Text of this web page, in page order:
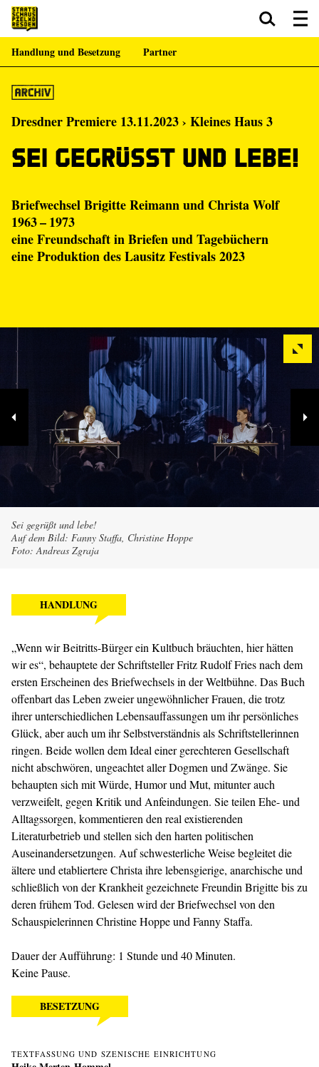
Zum Hauptinhalt springen Zum Footer springen
Handlung und Besetzung Partner
Dresdner Premiere 13.11.2023 › Kleines Haus 3
Sei gegrüßt und lebe!
Briefwechsel Brigitte Reimann und Christa Wolf
1963 – 1973
eine Freundschaft in Briefen und Tagebüchern
eine Produktion desLausitz Festivals 2023
Sei gegrüßt und lebe!
Auf dem Bild: Fanny Staffa, Christine Hoppe
Foto: Andreas Zgraja
HANDLUNG
„Wenn wir Beitritts-Bürger ein Kultbuch bräuchten, hier hätten
wir es“, behauptete der Schriftsteller Fritz Rudolf Fries nach dem
ersten Erscheinen des Briefwechsels in der Weltbühne. Das Buch
offenbart das Leben zweier ungewöhnlicher Frauen, die trotz
ihrer unterschiedlichen Lebensauffassungen um ihr persönliches
Glück, aber auch um ihr Selbstverständnis als Schriftstellerinnen
ringen. Beide wollen dem Ideal einer gerechteren Gesellschaft
nicht abschwören, ungeachtet aller Dogmen und Zwänge. Sie
behaupten sich mit Würde, Humor und Mut, mitunter auch
verzweifelt, gegen Kritik und Anfeindungen. Sie teilen Ehe- und
Alltagssorgen, kommentieren den real existierenden
Literaturbetrieb und stellen sich den harten politischen
Auseinandersetzungen. Auf schwesterliche Weise begleitet die
ältere und etabliertere Christa ihre lebensgierige, anarchische und
schließlich von der Krankheit gezeichnete Freundin Brigitte bis zu
deren frühem Tod. Gelesen wird der Briefwechsel von den
Schauspielerinnen Christine Hoppe und Fanny Staffa.
Dauer der Aufführung: 1 Stunde und 40 Minuten.
Keine Pause.
BESETZUNG
TEXTFASSUNG UND SZENISCHE EINRICHTUNG